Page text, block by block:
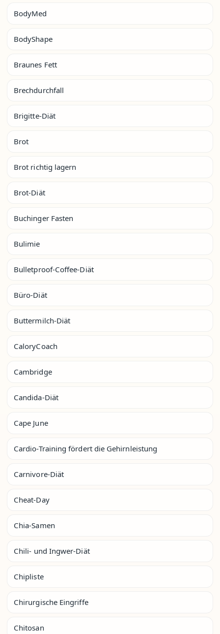
BodyMed
BodyShape
Braunes Fett
Brechdurchfall
Brigitte-Diät
Brot
Brot richtig lagern
Brot-Diät
Buchinger Fasten
Bulimie
Bulletproof-Coffee-Diät
Büro-Diät
Buttermilch-Diät
CaloryCoach
Cambridge
Candida-Diät
Cape June
Cardio-Training fördert die Gehirnleistung
Carnivore-Diät
Cheat-Day
Chia-Samen
Chili- und Ingwer-Diät
Chipliste
Chirurgische Eingriffe
Chitosan